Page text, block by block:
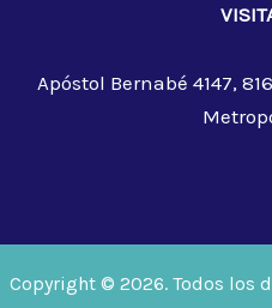
Apóstol Bernabé 4147,
Copyright © 2026. Todos los